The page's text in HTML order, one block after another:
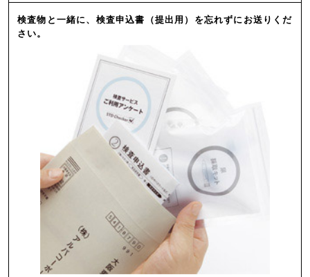
検査物と一緒に、検査申込書（提出用）を忘れずにお送りくだ
さい。